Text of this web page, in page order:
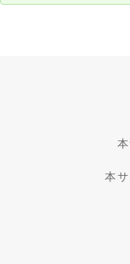
本